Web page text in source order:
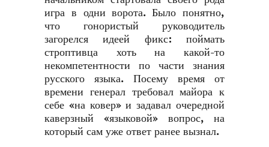
игра в одни ворота. Было понятно,
что гонористый руководитель
загорелся идеей фикс: поймать
строптивца хоть на какой-то
некомпетентности по части знания
русского языка. Посему время от
времени генерал требовал майора к
себе «на ковер» и задавал очередной
каверзный «языковой» вопрос, на
который сам уже ответ ранее вызнал.